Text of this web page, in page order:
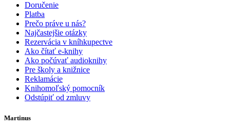
Doručenie
Platba
Prečo práve u nás?
Najčastejšie otázky
Rezervácia v kníhkupectve
Ako čítať e-knihy
Ako počúvať audioknihy
Pre školy a knižnice
Reklamácie
Knihomoľský pomocník
Odstúpiť od zmluvy
Martinus